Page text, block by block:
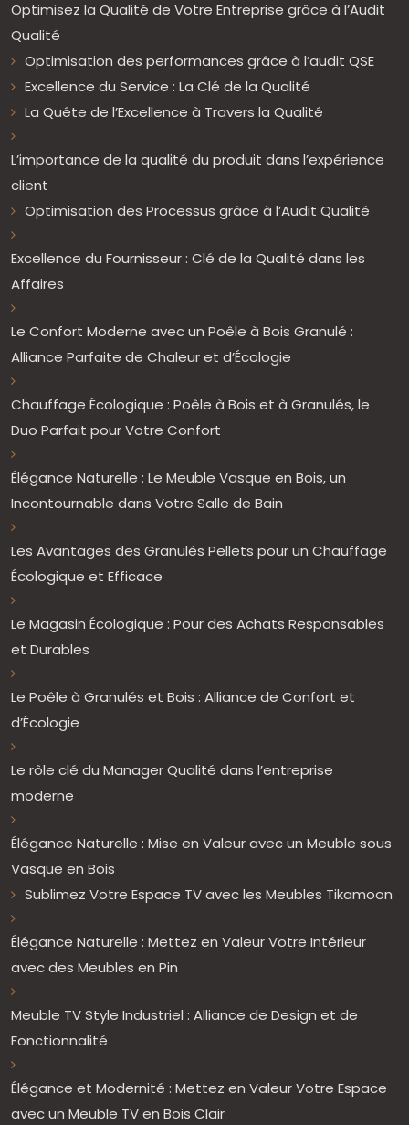
Optimisez la Qualité de Votre Entreprise grâce à l’Audit
Qualité
Optimisation des performances grâce à l’audit QSE
Excellence du Service : La Clé de la Qualité
La Quête de l’Excellence à Travers la Qualité
L’importance de la qualité du produit dans l’expérience
client
Optimisation des Processus grâce à l’Audit Qualité
Excellence du Fournisseur : Clé de la Qualité dans les
Affaires
Le Confort Moderne avec un Poêle à Bois Granulé :
Alliance Parfaite de Chaleur et d’Écologie
Chauffage Écologique : Poêle à Bois et à Granulés, le
Duo Parfait pour Votre Confort
Élégance Naturelle : Le Meuble Vasque en Bois, un
Incontournable dans Votre Salle de Bain
Les Avantages des Granulés Pellets pour un Chauffage
Écologique et Efficace
Le Magasin Écologique : Pour des Achats Responsables
et Durables
Le Poêle à Granulés et Bois : Alliance de Confort et
d’Écologie
Le rôle clé du Manager Qualité dans l’entreprise
moderne
Élégance Naturelle : Mise en Valeur avec un Meuble sous
Vasque en Bois
Sublimez Votre Espace TV avec les Meubles Tikamoon
Élégance Naturelle : Mettez en Valeur Votre Intérieur
avec des Meubles en Pin
Meuble TV Style Industriel : Alliance de Design et de
Fonctionnalité
Élégance et Modernité : Mettez en Valeur Votre Espace
avec un Meuble TV en Bois Clair